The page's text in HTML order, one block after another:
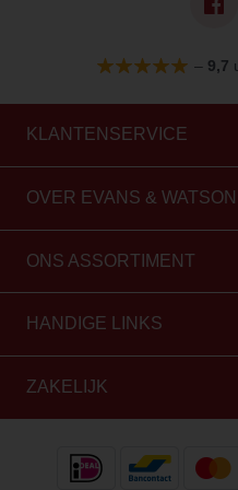
– 9,7
KLANTENSERVICE
OVER EVANS & WATSON
ONS ASSORTIMENT
HANDIGE LINKS
ZAKELIJK